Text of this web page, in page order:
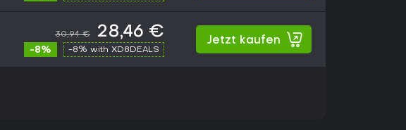
30,94 € 28,46 €
-8% -8% with XD8DEALS
Jetzt kaufen